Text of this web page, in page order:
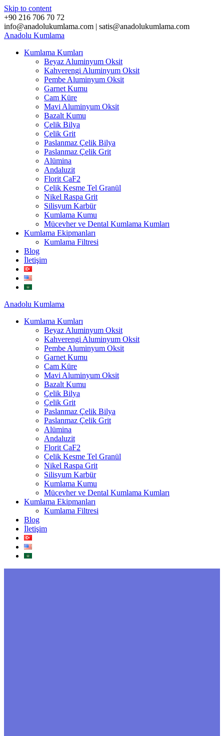
Skip to content
+90 216 706 70 72
info@anadolukumlama.com | satis@anadolukumlama.com
Anadolu Kumlama
Kumlama Kumları
Beyaz Aluminyum Oksit
Kahverengi Aluminyum Oksit
Pembe Aluminyum Oksit
Garnet Kumu
Cam Küre
Mavi Aluminyum Oksit
Bazalt Kumu
Çelik Bilya
Çelik Grit
Paslanmaz Çelik Bilya
Paslanmaz Çelik Grit
Alümina
Andaluzit
Florit CaF2
Çelik Kesme Tel Granül
Nikel Raspa Grit
Silisyum Karbür
Kumlama Kumu
Mücevher ve Dental Kumlama Kumları
Kumlama Ekipmanları
Kumlama Filtresi
Blog
İletişim
Anadolu Kumlama
Kumlama Kumları
Beyaz Aluminyum Oksit
Kahverengi Aluminyum Oksit
Pembe Aluminyum Oksit
Garnet Kumu
Cam Küre
Mavi Aluminyum Oksit
Bazalt Kumu
Çelik Bilya
Çelik Grit
Paslanmaz Çelik Bilya
Paslanmaz Çelik Grit
Alümina
Andaluzit
Florit CaF2
Çelik Kesme Tel Granül
Nikel Raspa Grit
Silisyum Karbür
Kumlama Kumu
Mücevher ve Dental Kumlama Kumları
Kumlama Ekipmanları
Kumlama Filtresi
Blog
İletişim